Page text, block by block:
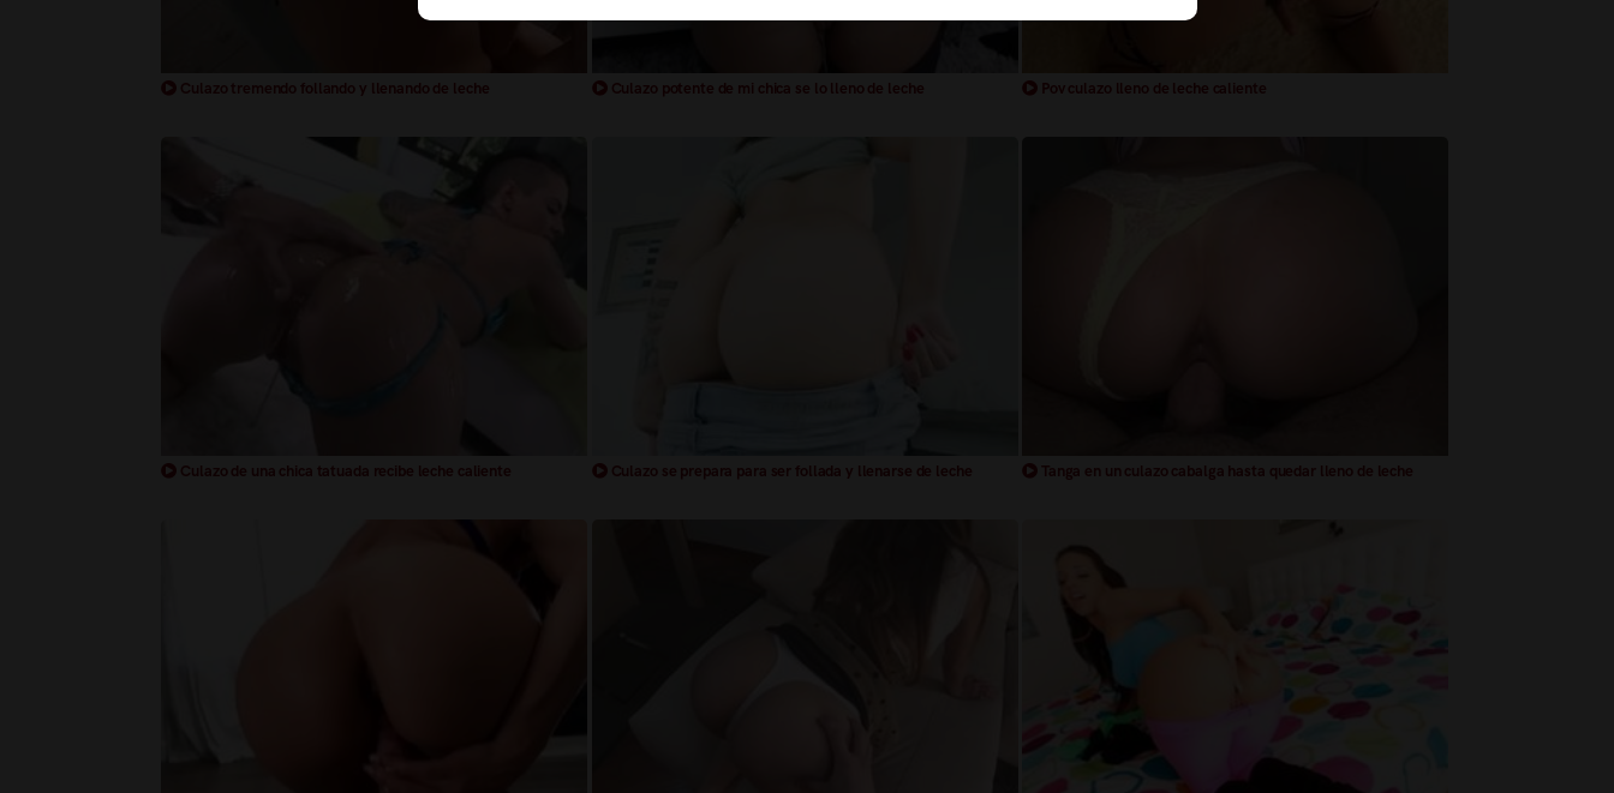
Culazo tremendo follando y llenando de leche Culazo potente de mi chica se lo lleno de leche Pov culazo lleno de leche caliente
Culazo de una chica tatuada recibe leche caliente Culazo se prepara para ser follada y llenarse de leche Tanga en un culazo cabalga hasta quedar lleno de leche